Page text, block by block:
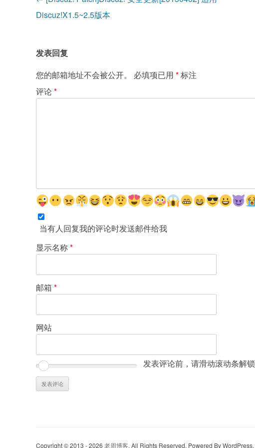
章
航
Discuz!X1.5~2.5版本
发表回复
您的邮箱地址不会被公开。
必填项已用 *标注
评论*
当有人回复我的评论时发送邮件给我
显示名称*
邮箱 *
网站
发表评论前，请滑动滚动条解锁
Copyright © 2013 - 2026 老周博客. All Rights Reserved. Powered By WordPress.